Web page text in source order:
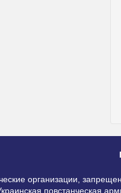
организации,
повстанческая